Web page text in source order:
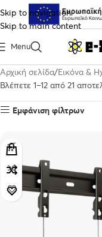
Skip to navigation
Skip to main content
Menu
Αρχική σελίδα Εικόνα &
Βλέπετε 1–12 από 21
Εμφάνιση φίλτρων